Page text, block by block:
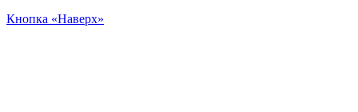
Кнопка «Наверх»